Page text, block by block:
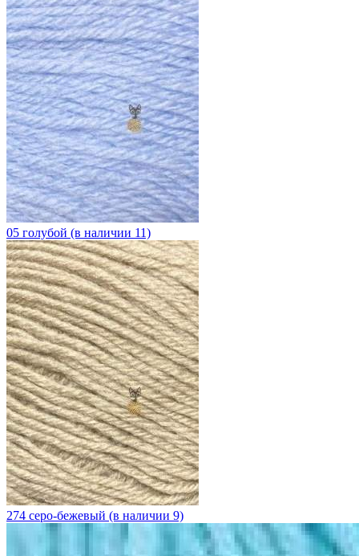
05 голубой (в наличии 11)
274 серо-бежевый (в наличии 9)